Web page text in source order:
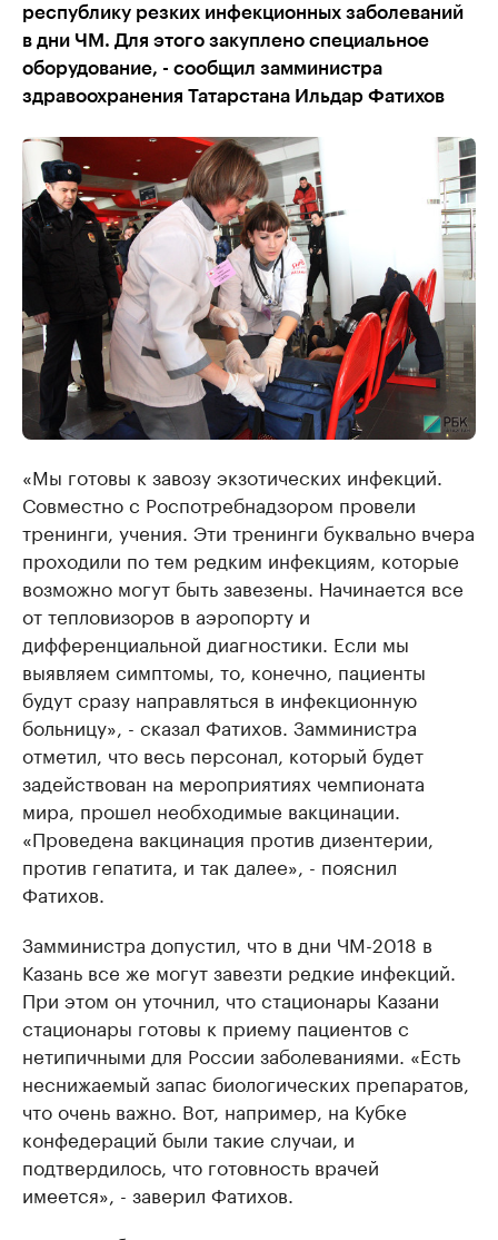
республику резких инфекционных заболеваний
в дни ЧМ. Для этого закуплено специальное
оборудование, - сообщил замминистра
здравоохранения Татарстана Ильдар Фатихов
«Мы готовы к завозу экзотических инфекций.
Совместно с Роспотребнадзором провели
тренинги, учения. Эти тренинги буквально вчера
проходили по тем редким инфекциям, которые
возможно могут быть завезены. Начинается все
от тепловизоров в аэропорту и
дифференциальной диагностики. Если мы
выявляем симптомы, то, конечно, пациенты
будут сразу направляться в инфекционную
больницу», - сказал Фатихов. Замминистра
отметил, что весь персонал, который будет
задействован на мероприятиях чемпионата
мира, прошел необходимые вакцинации.
«Проведена вакцинация против дизентерии,
против гепатита, и так далее», - пояснил
Фатихов.
Замминистра допустил, что в дни ЧМ-2018 в
Казань все же могут завезти редкие инфекций.
При этом он уточнил, что стационары Казани
стационары готовы к приему пациентов с
нетипичными для России заболеваниями. «Есть
неснижаемый запас биологических препаратов,
что очень важно. Вот, например, на Кубке
конфедераций были такие случаи, и
подтвердилось, что готовность врачей
имеется», - заверил Фатихов.